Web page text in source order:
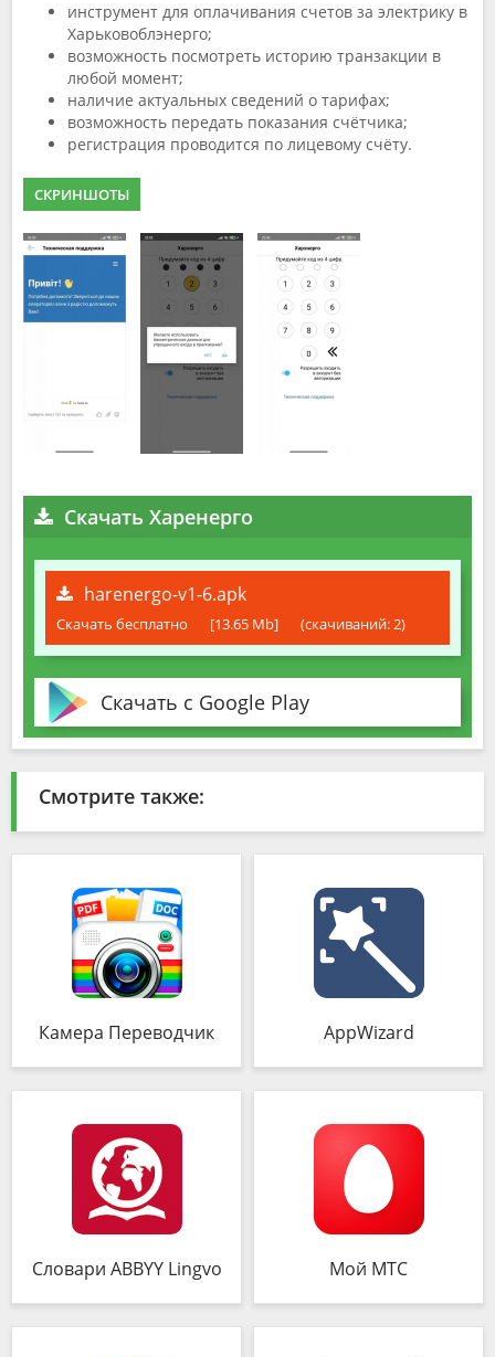
инструмент для оплачивания счетов за электрику в
Харьковоблэнерго;
возможность посмотреть историю транзакции в
любой момент;
наличие актуальных сведений о тарифах;
возможность передать показания счётчика;
регистрация проводится по лицевому счёту.
СКРИНШОТЫ
Скачать Харенерго
harenergo-v1-6.apk
Скачать бесплатно [13.65 Mb] (cкачиваний: 2)
Скачать с Google Play
Смотрите также:
Камера Переводчик AppWizard
Словари ABBYY Lingvo Мой МТС